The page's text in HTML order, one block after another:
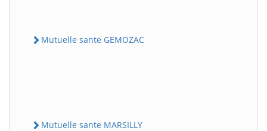
Mutuelle sante GEMOZAC
Mutuelle sante MARSILLY